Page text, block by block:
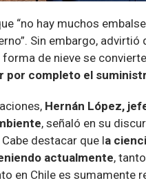
“no hay muchos
Sin embargo,
de nieve se
por completo el
Hernán López,
, señaló en su
destacar que la
actualmente,
en Chile es sumamente